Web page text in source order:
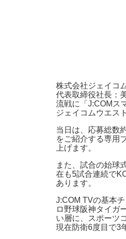
株式会社ジェイコ
代表取締役社長：
流戦に「J:COMス
ジェイコムウエス
当日は、応募総数
をご紹介する専用
上げます。
また、試合の始球
在も5試合連続で
あります。
J:COM TVの基本
ロ野球阪神タイガ
い層に、スポーツ
現在防衛6度目で3